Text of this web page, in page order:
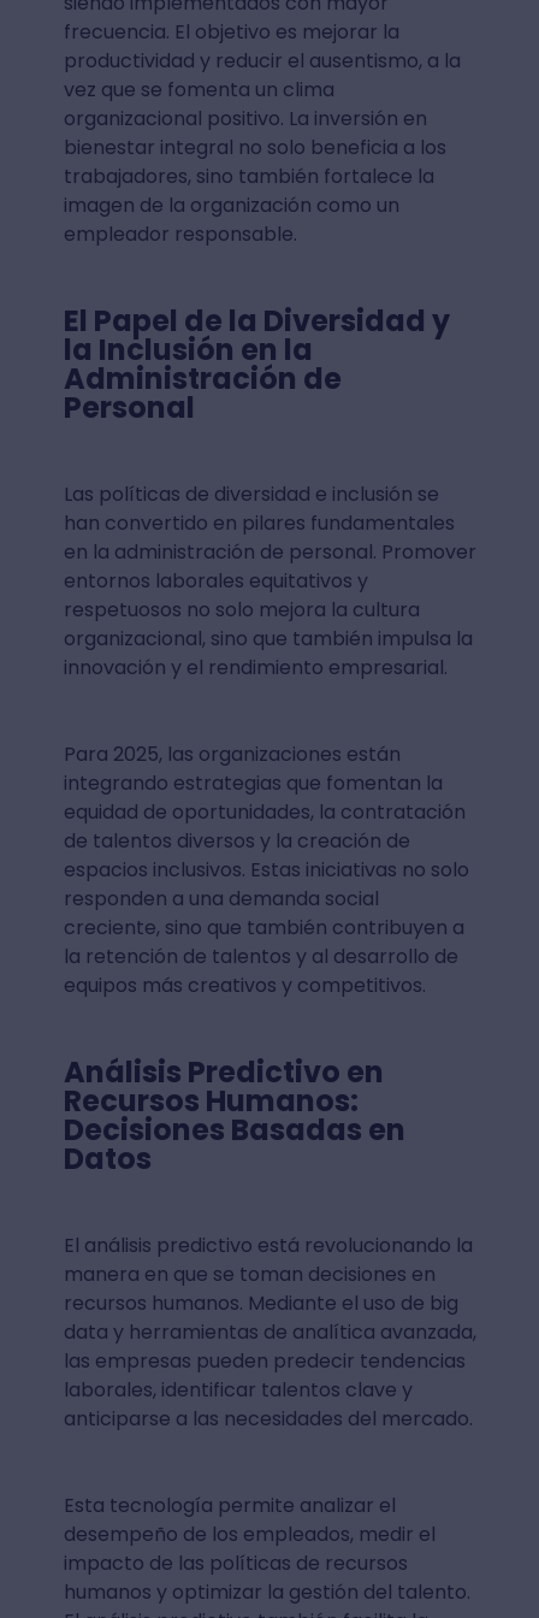
frecuencia. El objetivo es mejorar la
productividad y reducir el ausentismo, a la
vez que se fomenta un clima
organizacional positivo. La inversión en
bienestar integral no solo beneficia a los
trabajadores, sino también fortalece la
imagen de la organización como un
empleador responsable.
El Papel de la Diversidad y
la Inclusión en la
Administración de
Personal
Las políticas de diversidad e inclusión se
han convertido en pilares fundamentales
en la administración de personal. Promover
entornos laborales equitativos y
respetuosos no solo mejora la cultura
organizacional, sino que también impulsa la
innovación y el rendimiento empresarial.
Para 2025, las organizaciones están
integrando estrategias que fomentan la
equidad de oportunidades, la contratación
de talentos diversos y la creación de
espacios inclusivos. Estas iniciativas no solo
responden a una demanda social
creciente, sino que también contribuyen a
la retención de talentos y al desarrollo de
equipos más creativos y competitivos.
Análisis Predictivo en
Recursos Humanos:
Decisiones Basadas en
Datos
El análisis predictivo está revolucionando la
manera en que se toman decisiones en
recursos humanos. Mediante el uso de big
data y herramientas de analítica avanzada,
las empresas pueden predecir tendencias
laborales, identificar talentos clave y
anticiparse a las necesidades del mercado.
Esta tecnología permite analizar el
desempeño de los empleados, medir el
impacto de las políticas de recursos
humanos y optimizar la gestión del talento.